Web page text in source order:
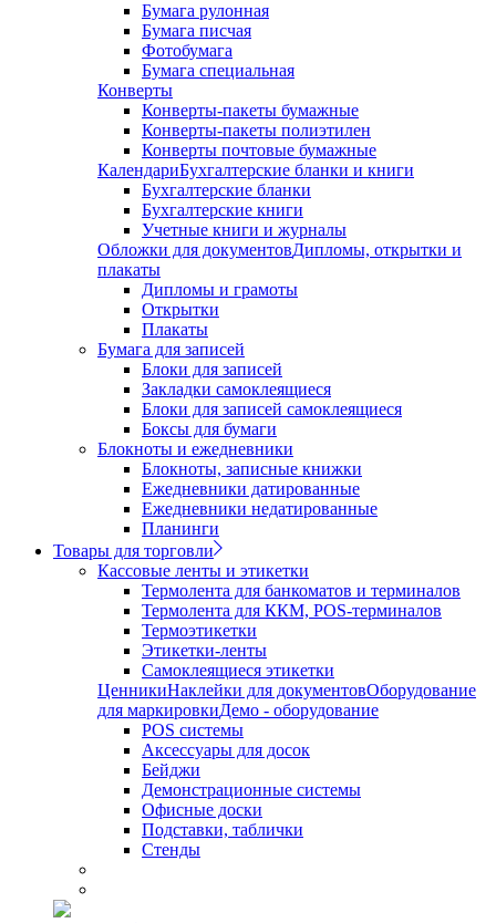
Бумага рулонная
Бумага писчая
Фотобумага
Бумага специальная
Конверты
Конверты-пакеты бумажные
Конверты-пакеты полиэтилен
Конверты почтовые бумажные
КалендариБухгалтерские бланки и книги
Бухгалтерские бланки
Бухгалтерские книги
Учетные книги и журналы
Обложки для документовДипломы, открытки и
плакаты
Дипломы и грамоты
Открытки
Плакаты
Бумага для записей
Блоки для записей
Закладки самоклеящиеся
Блоки для записей самоклеящиеся
Боксы для бумаги
Блокноты и ежедневники
Блокноты, записные книжки
Ежедневники датированные
Ежедневники недатированные
Планинги
Товары для торговли
Кассовые ленты и этикетки
Термолента для банкоматов и терминалов
Термолента для ККМ, POS-терминалов
Термоэтикетки
Этикетки-ленты
Самоклеящиеся этикетки
ЦенникиНаклейки для документовОборудование
для маркировкиДемо - оборудование
POS системы
Аксессуары для досок
Бейджи
Демонстрационные системы
Офисные доски
Подставки, таблички
Стенды